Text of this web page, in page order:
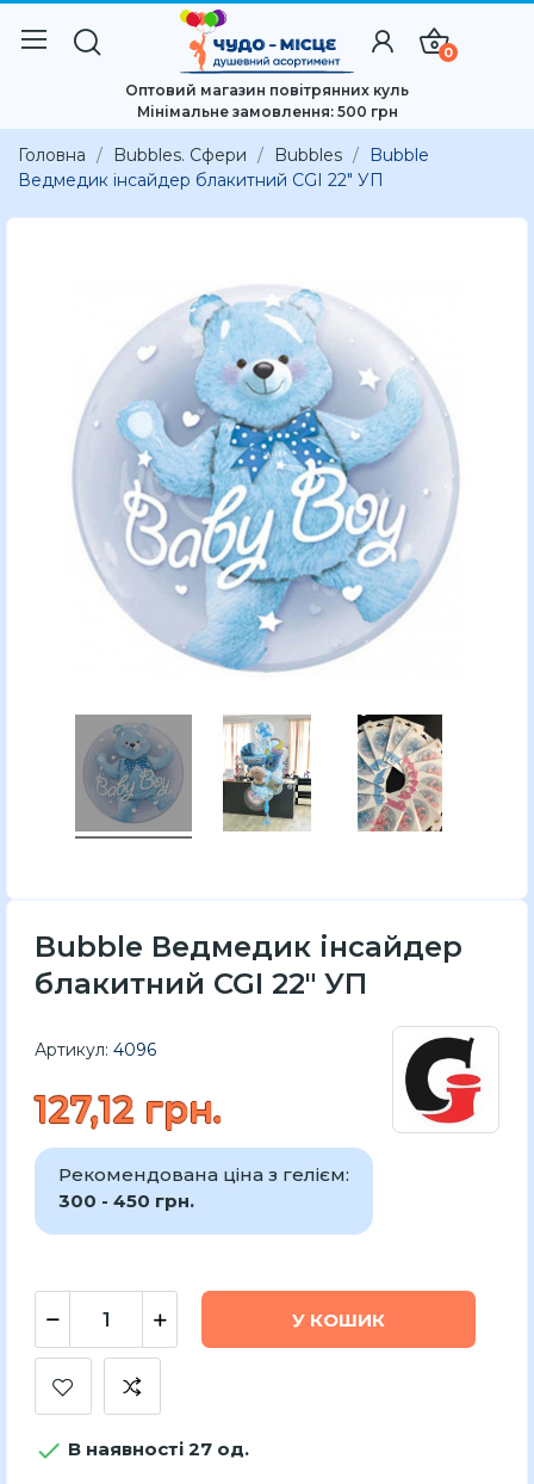
0
Оптовий магазин повітрянних куль
Мінімальне замовлення: 500 грн
Головна Bubbles. Сфери Bubbles
Bubble
Ведмедик інсайдер блакитний CGI 22" УП
Bubble Ведмедик інсайдер
блакитний CGI 22" УП
Артикул: 4096
127,12 грн.
Рекомендована ціна з гелієм:
300 - 450 грн.
У КОШИК
 В наявності 27 од.